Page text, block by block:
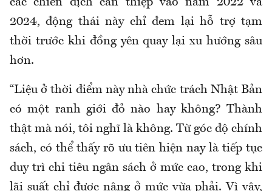
các chiến dịch can thiệp vào năm 2022 và
2024, động thái này chỉ đem lại hỗ trợ tạm
thời trước khi đồng yên quay lại xu hướng sâu
hơn.
“Liệu ở thời điểm này nhà chức trách Nhật Bản
có một ranh giới đỏ nào hay không? Thành
thật mà nói, tôi nghĩ là không. Từ góc độ chính
sách, có thể thấy rõ ưu tiên hiện nay là tiếp tục
duy trì chi tiêu ngân sách ở mức cao, trong khi
lãi suất chỉ được nâng ở mức vừa phải. Vì vậy,